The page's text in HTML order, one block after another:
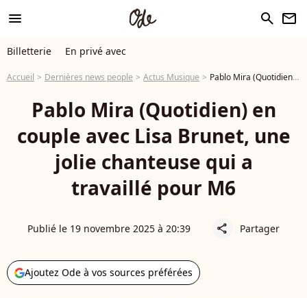
menu search newsletter
Billetterie En privé avec
Accueil Dernières news people Actus Musique Pablo Mira (Quotidien) en couple avec Lisa Brunet, une jolie chanteuse qui a travaillé pour M6
Pablo Mira (Quotidien) en
couple avec Lisa Brunet, une
jolie chanteuse qui a
travaillé pour M6
Publié le 19 novembre 2025 à 20:39 share Partager
Ajoutez Ode à vos sources préférées